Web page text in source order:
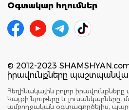
Օգտակար հղումներ
© 2012-2023
իրավունքները
Հեղինակային բոլոր
Կայքի նյութերը և լուսանկարները,
ամբողջական օգտագործելիս,